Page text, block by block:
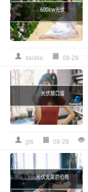
sslake 08-28
gfs 08-28